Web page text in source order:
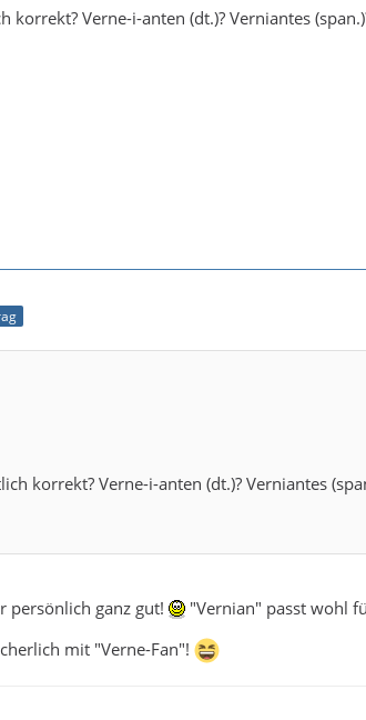
korrekt? Verne-i-anten (dt.)? Verniantes
korrekt? Verne-i-anten (dt.)? Verniantes
persönlich ganz gut!
"Vernian" passt wohl
mit "Verne-Fan"!